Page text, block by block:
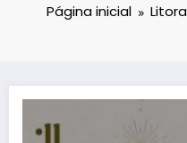
Página inicial